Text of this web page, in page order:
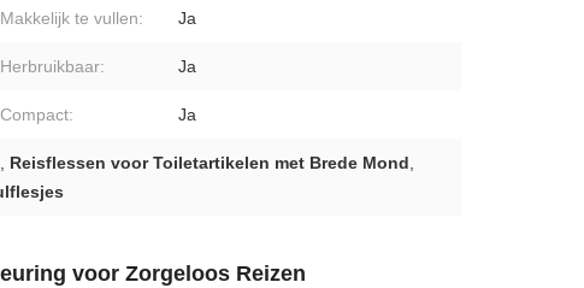
Makkelijk te vullen: Ja
Herbruikbaar: Ja
Compact: Ja
, Reisflessen voor Toiletartikelen met Brede Mond,
voor Zorgeloos Reizen